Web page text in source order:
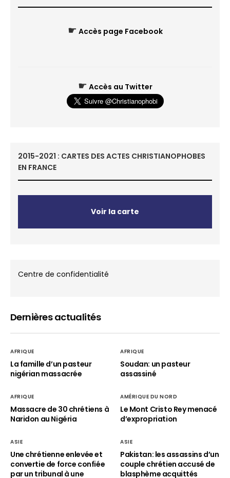
☛ Accès page Facebook
☛ Accès au Twitter
2015-2021 : CARTES DES ACTES CHRISTIANOPHOBES
EN FRANCE
Voir la carte
Centre de confidentialité
Dernières actualités
AFRIQUE
La famille d’un pasteur
nigérian massacrée
AFRIQUE
Soudan: un pasteur
assassiné
AFRIQUE
Massacre de 30 chrétiens à
Naridon au Nigéria
AMÉRIQUE DU NORD
Le Mont Cristo Rey menacé
d’expropriation
ASIE
Une chrétienne enlevée et
convertie de force confiée
par un tribunal à une
ASIE
Pakistan: les assassins d’un
couple chrétien accusé de
blasphème acquittés